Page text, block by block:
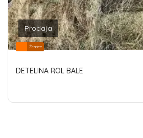
Prodaja
Žitarice
DETELINA ROL BALE